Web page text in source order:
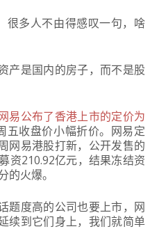
很多人不由得感叹一句，啥
产是国内的房子，而不是股
易公布了香港上市的定价为
五收盘价小幅折价。网易定
网易港股打新，公开发售的
资210.92亿元，结果冻结资
的火爆。
题度高的公司也要上市，网
续到它们身上，我们就简单